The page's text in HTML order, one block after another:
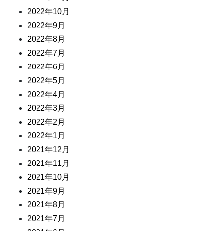
2022年10月
2022年9月
2022年8月
2022年7月
2022年6月
2022年5月
2022年4月
2022年3月
2022年2月
2022年1月
2021年12月
2021年11月
2021年10月
2021年9月
2021年8月
2021年7月